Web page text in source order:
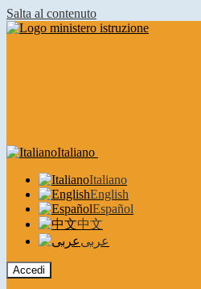
Salta al contenuto
Italiano
Italiano
English
Español
中文
عربى
Accedi